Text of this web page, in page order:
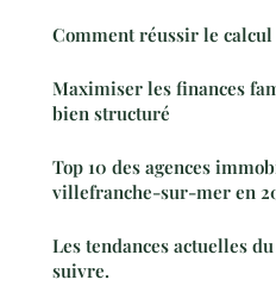
Comment réussir le
Maximiser les finances
bien structuré
Top 10 des agences
villefranche-sur-mer en
Les tendances actuelles
suivre.